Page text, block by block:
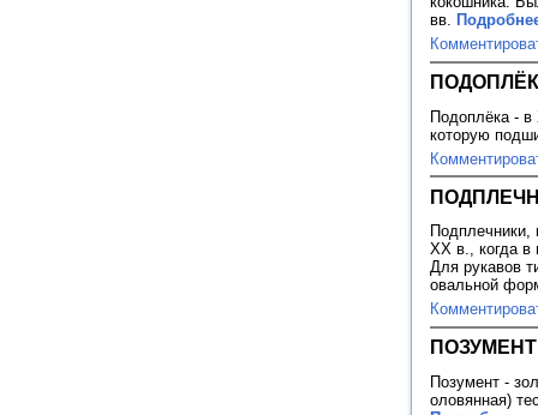
вв.
Подоплёка - в
которую
Подплечники,
XX в., когда
Для рукавов
овальной
ПОЗУМЕНТ
Позумент -
оловянная)